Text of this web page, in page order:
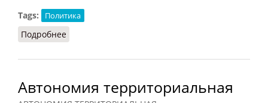
Tags:
Политика
Подробнее
Автономия территориальная